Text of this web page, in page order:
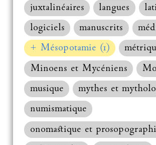
juxtalinéaires
langues
logiciels
manuscrits
+ Mésopotamie (1)
Minoens et Mycéniens
musique
mythes et
numismatique
onomastique et